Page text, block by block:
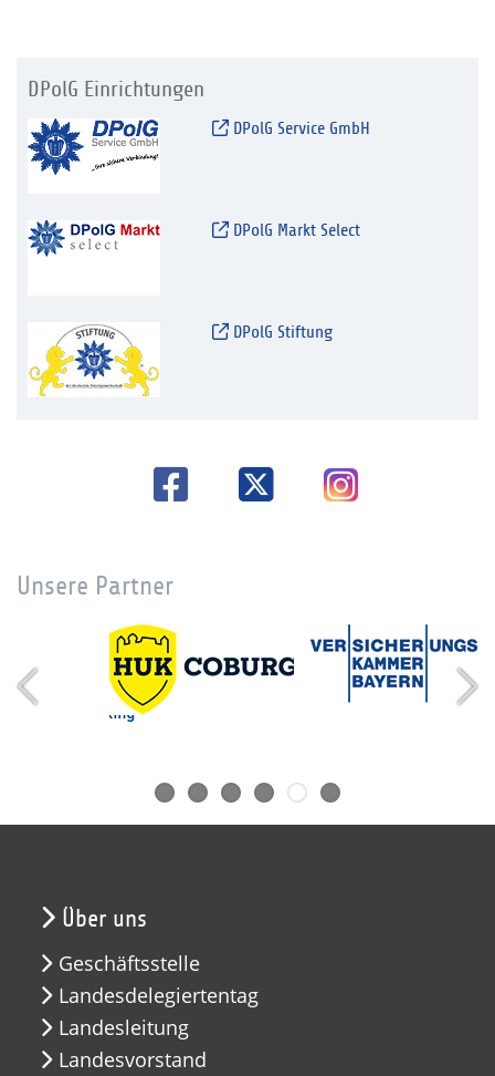
DPolG Einrichtungen
DPolG Service GmbH
DPolG Markt Select
DPolG Stiftung
Unsere Partner
Über uns
Geschäftsstelle
Landesdelegiertentag
Landesleitung
Landesvorstand